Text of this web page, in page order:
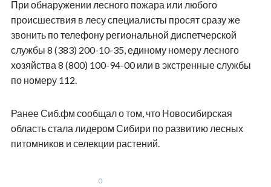
При обнаружении лесного пожара или любого
происшествия в лесу специалисты просят сразу же
звонить по телефону региональной диспетчерской
службы 8 (383) 200-10-35, единому номеру лесного
хозяйства 8 (800) 100-94-00 или в экстренные службы
по номеру 112.
Ранее Сиб.фм сообщал о том, что Новосибирская
область стала лидером Сибири по развитию лесных
питомников и селекции растений.
0